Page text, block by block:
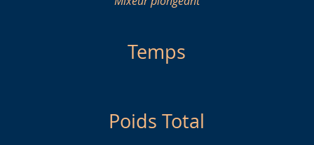
Temps
Poids Total